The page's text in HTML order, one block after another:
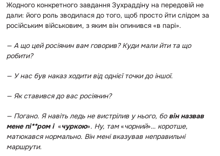
Жодного конкретного завдання Зухраддіну на передовій не
дали: його роль зводилася до того, щоб просто йти слідом за
російським військовим, з яким він опинився «в парі».
— А що цей росіянин вам говорив? Куди мали йти та що
робити?
— У нас був наказ ходити від однієї точки до іншої.
— Як ставився до вас росіянин?
— Погано. Я навіть ледь не вистрілив у нього, бовін назвав
мене пі**ром і «чуркою». Ну, там«чорний»… коротше,
матюкався нормально. Він мені вказував неправильні
маршрути.